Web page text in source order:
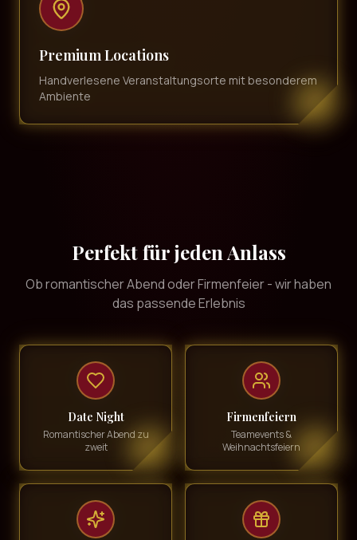
Premium Locations
Handverlesene Veranstaltungsorte mit besonderem
Ambiente
Perfekt für jeden Anlass
Ob romantischer Abend oder Firmenfeier - wir haben
das passende Erlebnis
Date Night
Romantischer Abend zu
zweit
Firmenfeiern
Teamevents &
Weihnachtsfeiern